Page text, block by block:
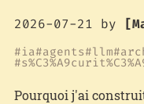
2026-07-21 by
ia agents llm
Pourquoi j'ai